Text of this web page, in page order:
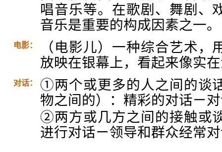
唱音乐等。在歌剧、舞剧、
音乐是重要的构成因素之一。
电影：
（电影儿）一种综合艺术
放映在银幕上，看起来像实
对话：
①两个或更多的人之间的谈
物之间的）：精彩的对话ㄧ
②两方或几方之间的接触或
进行对话ㄧ领导和群众经常